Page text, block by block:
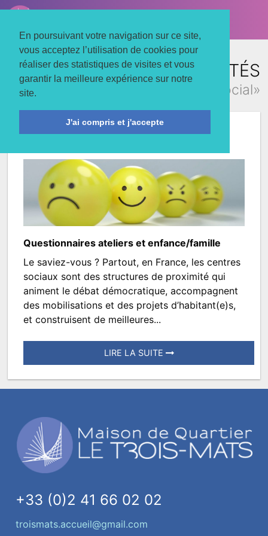
En poursuivant votre navigation sur ce site,
vous acceptez l’utilisation de cookies pour
réaliser des statistiques de visites et vous
garantir la meilleure expérience sur notre
site.
J'ai compris et j'accepte
LE TROIS MATS
TOUTES LES ACTUALITÉS
concernant «centre social»
Votre avis compte
Questionnaires ateliers et enfance/famille
Votre
avis
compte
Le saviez-vous ? Partout, en France, les centres
sociaux sont des structures de proximité qui
animent le débat démocratique, accompagnent
des mobilisations et des projets d’habitant(e)s,
et construisent de meilleures...
LIRE LA SUITE
Posté
février
2022
à
09:58.
par
+33 (0)2 41 66 02 02
troismats.accueil@gmail.com